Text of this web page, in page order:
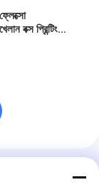
বক্স প্রিন্টিং